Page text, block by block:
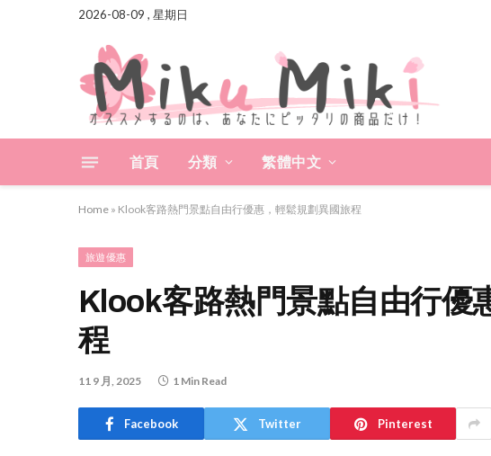
2026-08-09 , 星期日
首頁 分類 繁體中文
Home » Klook客路熱門景點自由行優惠，輕鬆規劃異國旅程
旅遊優惠
Klook客路熱門景點自由行優
程
11 9 月, 2025 1 Min Read
Facebook Twitter Pinterest